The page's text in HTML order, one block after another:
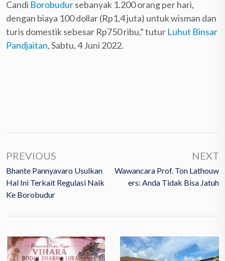
Candi Borobudursebanyak 1.200 orang per hari,
dengan biaya 100 dollar (Rp1,4 juta) untuk wisman dan
turis domestik sebesar Rp750 ribu,” tutur Luhut Binsar
Pandjaitan, Sabtu, 4 Juni 2022.
PREVIOUS
Bhante Pannyavaro Usulkan
Hal Ini Terkait Regulasi Naik
Ke Borobudur
NEXT
Wawancara Prof. Ton Lathouw
Ers: Anda Tidak Bisa Jatuh